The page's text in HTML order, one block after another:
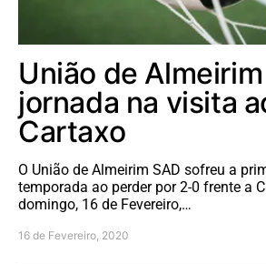
União de Almeirim
jornada na visita
Cartaxo
O União de Almeirim SAD sofreu a
temporada ao perder por 2-0 frente a
domingo, 16 de Fevereiro,…
16 de Fevereiro, 2020